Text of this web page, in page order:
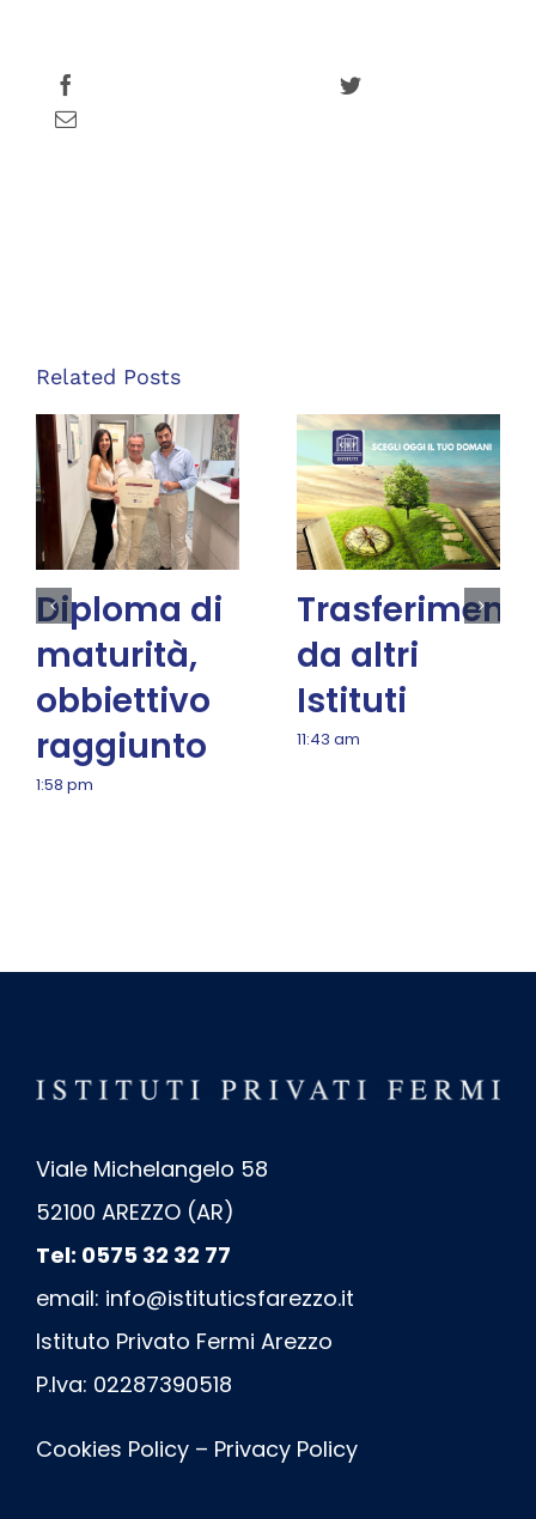
Related Posts
Diploma di
maturità,
obbiettivo
raggiunto
1:58 pm
Trasferimenti
da altri
Istituti
11:43 am
Viale Michelangelo 58
52100 AREZZO (AR)
Tel: 0575 32 32 77
email: info@istituticsfarezzo.it
Istituto Privato Fermi Arezzo
P.Iva: 02287390518
Cookies Policy– Privacy Policy